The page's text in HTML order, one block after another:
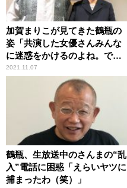
加賀まりこが見てきた鶴瓶の
姿「共演した女優さんみんな
に迷惑をかけるのよね。でも
好かれる」
2021.11.07
鶴瓶、生放送中のさんまの“乱
入”電話に困惑「えらいヤツに
捕まったわ（笑）」